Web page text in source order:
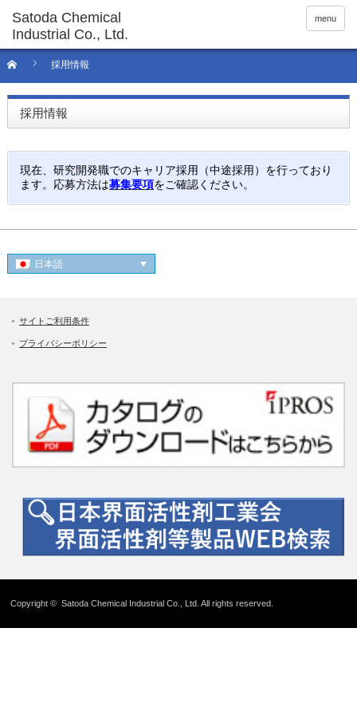
menu
採用情報
採用情報
現在、研究開発職でのキャリア採用（中途採用）を行っており
ます。応募方法は募集要項をご確認ください。
日本語
サイトご利用条件
プライバシーポリシー
Copyright ©Satoda Chemical Industrial Co., Ltd. All rights reserved.